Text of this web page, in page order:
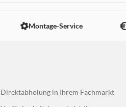
Montage-Service
Direktabholung in Ihrem Fachmarkt